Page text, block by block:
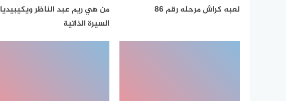
لعبه كراش مرحله رقم 86
من هي ريم عبد الناظر ويكيبيديا
السيرة الذاتية